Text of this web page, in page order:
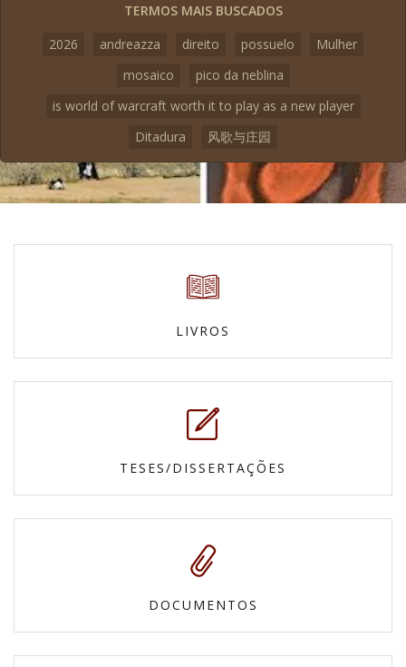
TERMOS MAIS BUSCADOS
2026
andreazza direito possuelo
Mulher
mosaico
pico da neblina
is world of warcraft worth it to play as a new player
Ditadura
风歌与庄园
LIVROS
TESES/DISSERTAÇÕES
DOCUMENTOS